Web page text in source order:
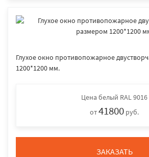
Глухое окно противопожарное
1200*1200 мм.
Цена белый RAL 9016
от41800 руб.
ЗАКАЗАТЬ